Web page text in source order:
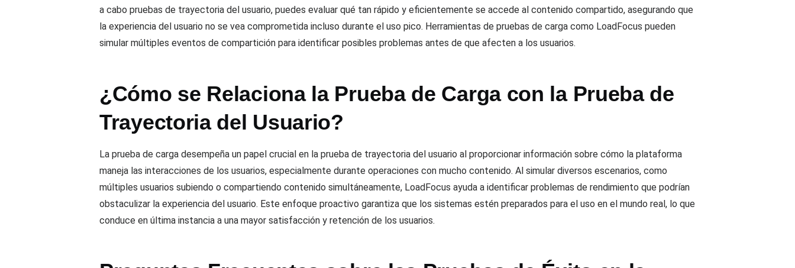
a cabo pruebas de trayectoria del usuario, puedes evaluar qué tan rápido y eficientemente se accede al contenido compartido, asegurando que
la experiencia del usuario no se vea comprometida incluso durante el uso pico. Herramientas de pruebas de carga como LoadFocus pueden
simular múltiples eventos de compartición para identificar posibles problemas antes de que afecten a los usuarios.
¿Cómo se Relaciona la Prueba de Carga con la Prueba de
Trayectoria del Usuario?
La prueba de carga desempeña un papel crucial en la prueba de trayectoria del usuario al proporcionar información sobre cómo la plataforma
maneja las interacciones de los usuarios, especialmente durante operaciones con mucho contenido. Al simular diversos escenarios, como
múltiples usuarios subiendo o compartiendo contenido simultáneamente, LoadFocus ayuda a identificar problemas de rendimiento que podrían
obstaculizar la experiencia del usuario. Este enfoque proactivo garantiza que los sistemas estén preparados para el uso en el mundo real, lo que
conduce en última instancia a una mayor satisfacción y retención de los usuarios.